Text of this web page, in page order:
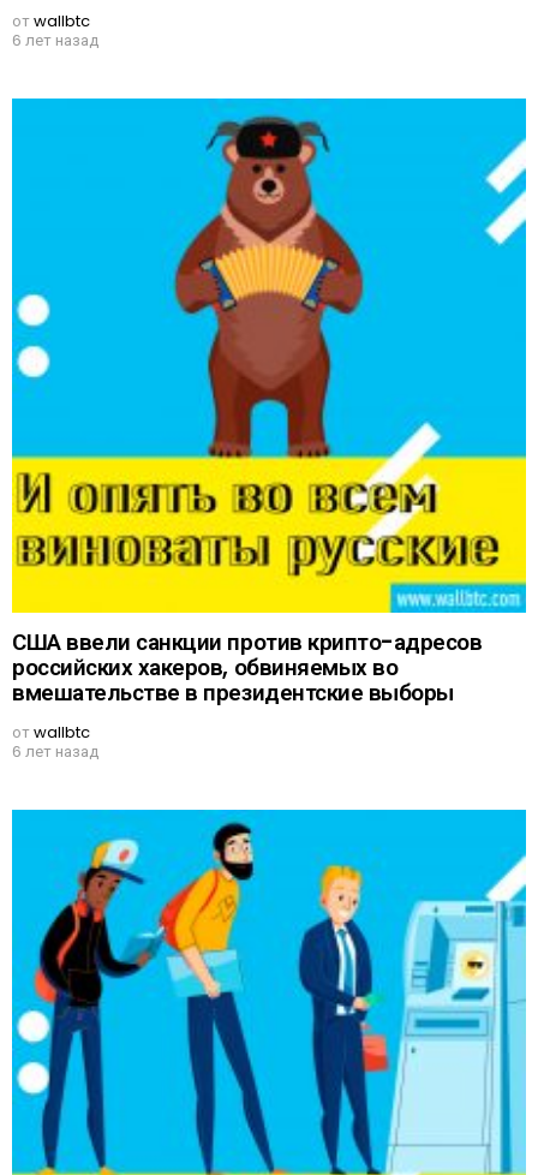
отwallbtc
6 лет назад
США ввели санкции против крипто-адресов
российских хакеров, обвиняемых во
вмешательстве в президентские выборы
отwallbtc
6 лет назад